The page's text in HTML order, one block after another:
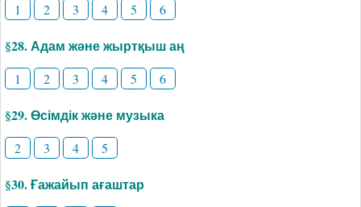
1 2 3 4 5 6
§28. Адам және жыртқыш аң
1 2 3 4 5 6
§29. Өсімдік және музыка
2 3 4 5
§30. Ғажайып ағаштар